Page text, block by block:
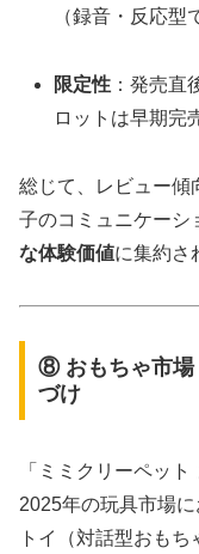
（録音・反応型
限定性 ：発売直
ロットは早期完
総じて、レビュー傾
子のコミュニケーシ
な体験価値に集約さ
⑧ おもちゃ市場
づけ
「ミミクリーペッ
2025年の玩具市場
トイ（対話型おもち